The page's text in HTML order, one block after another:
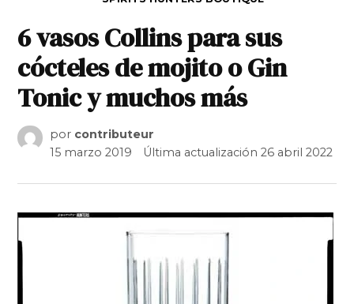
6 vasos Collins para sus
cócteles de mojito o Gin
Tonic y muchos más
por contributeur
15 marzo 2019
Última actualización26 abril 2022